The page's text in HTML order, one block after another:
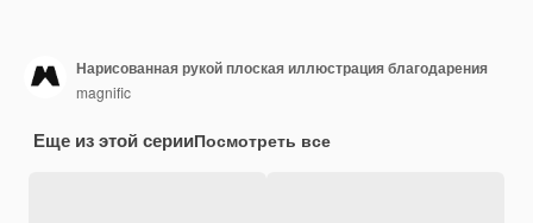
Нарисованная рукой плоская иллюстрация благодарения
magnific
Еще из этой серииПосмотреть все